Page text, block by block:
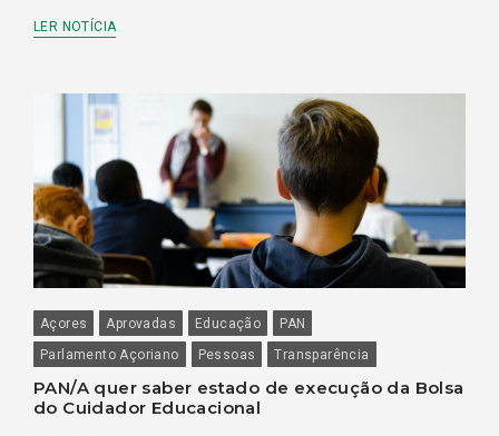
LER NOTÍCIA
Açores Aprovadas Educação
PAN
Parlamento Açoriano
Pessoas Transparência
PAN/A quer saber estado de execução da Bolsa
do Cuidador Educacional